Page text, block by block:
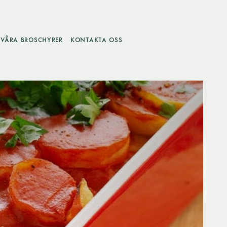
VÅRA BROSCHYRER KONTAKTA OSS